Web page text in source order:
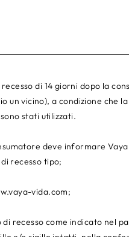
di 14 giorni dopo la
un vicino), a condizione che
stati utilizzati.
deve informare Vaya
recesso tipo;
vida.com;
recesso come indicato nel